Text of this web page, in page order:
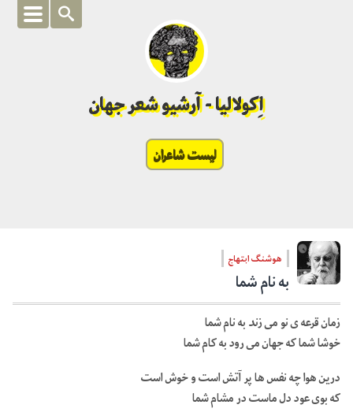
اِکولالیا - آرشیو شعر جهان
لیست شاعران
هوشنگ ابتهاج
به نام شما
زمان قرعه ی نو می زند به نام شما
خوشا شما که جهان می رود به کام شما
درین هوا چه نفس ها پر آتش است و خوش است
که بوی عود دل ماست در مشام شما